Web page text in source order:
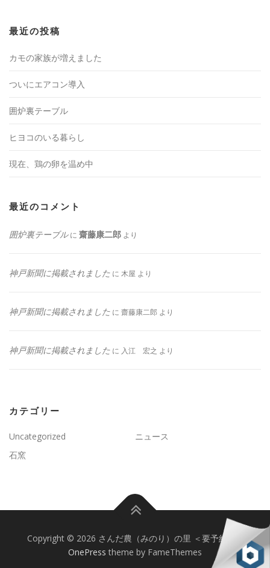
最近の投稿
カモの家族が増えました
ついにエアコン導入
囲炉裏テーブル
ヒヨコのいる暮らし
現在、鶏の卵を温め中
最近のコメント
囲炉裏テーブルに 齋藤康二郎 より
神戸新聞に掲載されました に 木屋 より
神戸新聞に掲載されました に 齋藤康二郎 より
神戸新聞に掲載されました に 入江 宏之 より
カテゴリー
Uncategorized
ニュース
石窯
Copyright © 2026 さんだ農（みのり）の里 ＜要予約＞
OnePress theme by FameThemes